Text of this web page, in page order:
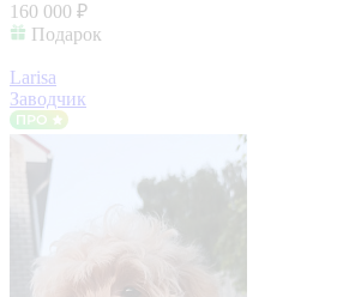
160 000 ₽
Подарок
Larisa
Заводчик